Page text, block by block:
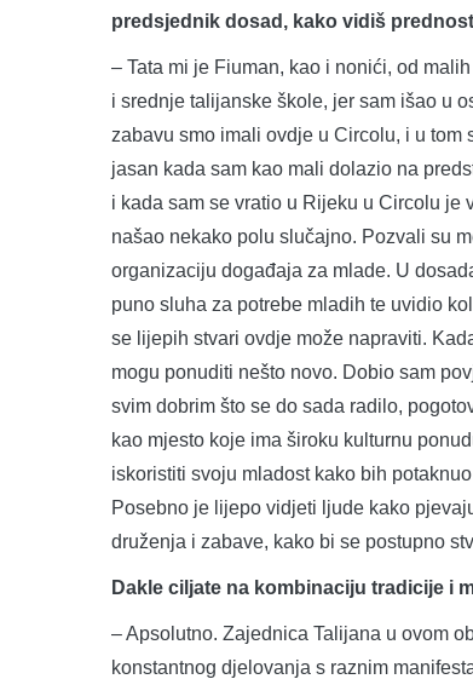
predsjednik dosad, kako vidiš
– Tata mi je Fiuman, kao i nonići, od
i srednje talijanske škole, jer sam išao u
zabavu smo imali ovdje u Circolu, i u
jasan kada sam kao mali dolazio na
i kada sam se vratio u Rijeku u Circolu
našao nekako polu slučajno. Pozvali su
organizaciju događaja za mlade. U
puno sluha za potrebe mladih te uvidio
se lijepih stvari ovdje može napraviti.
mogu ponuditi nešto novo. Dobio sam
svim dobrim što se do sada radilo,
kao mjesto koje ima široku kulturnu
iskoristiti svoju mladost kako bih
Posebno je lijepo vidjeti ljude kako
druženja i zabave, kako bi se postupno
Dakle ciljate na kombinaciju tradicije i
– Apsolutno. Zajednica Talijana u ovom
konstantnog djelovanja s raznim